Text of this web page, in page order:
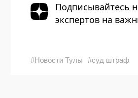
Подписывайтесь
экспертов на
#Новости Тулы #суд штраф